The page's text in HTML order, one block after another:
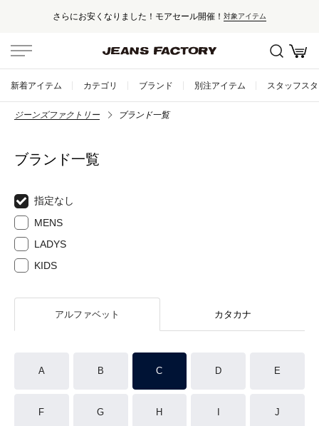
セール対象外アイテムは10%ポイント還元！
新着アイテム カテゴリ ブランド 別注アイテム スタッフス
ジーンズファクトリー ブランド一覧
ブランド一覧
指定なし
MENS
LADYS
KIDS
アルファベット カタカナ
A B C D E
F G H J